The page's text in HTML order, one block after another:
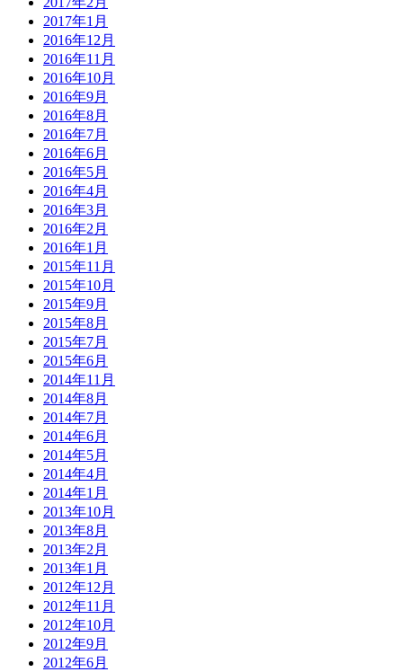
2017年1月
2016年12月
2016年11月
2016年10月
2016年9月
2016年8月
2016年7月
2016年6月
2016年5月
2016年4月
2016年3月
2016年2月
2016年1月
2015年11月
2015年10月
2015年9月
2015年8月
2015年7月
2015年6月
2014年11月
2014年8月
2014年7月
2014年6月
2014年5月
2014年4月
2014年1月
2013年10月
2013年8月
2013年2月
2013年1月
2012年12月
2012年11月
2012年10月
2012年9月
2012年6月